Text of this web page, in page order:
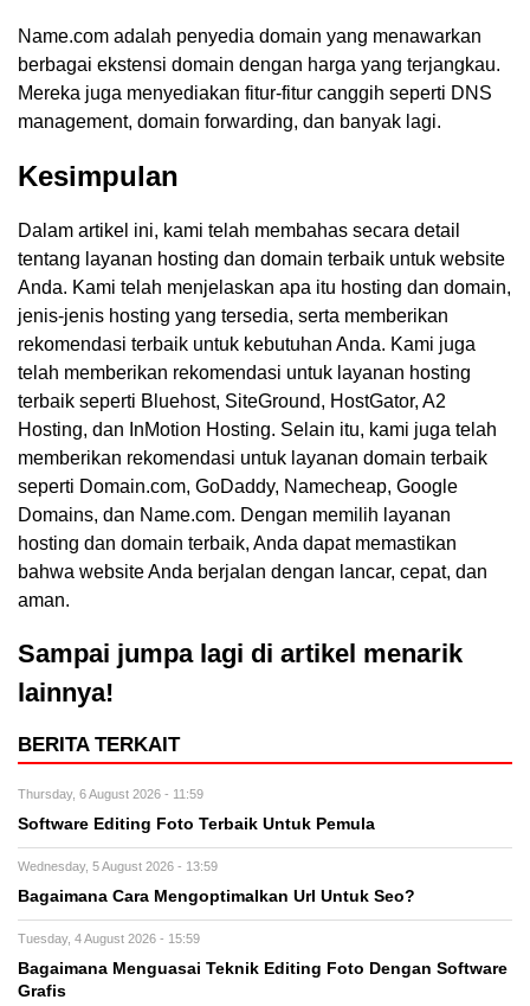
Name.com adalah penyedia domain yang menawarkan
berbagai ekstensi domain dengan harga yang terjangkau.
Mereka juga menyediakan fitur-fitur canggih seperti DNS
management, domain forwarding, dan banyak lagi.
Kesimpulan
Dalam artikel ini, kami telah membahas secara detail
tentang layanan hosting dan domain terbaik untuk website
Anda. Kami telah menjelaskan apa itu hosting dan domain,
jenis-jenis hosting yang tersedia, serta memberikan
rekomendasi terbaik untuk kebutuhan Anda. Kami juga
telah memberikan rekomendasi untuk layanan hosting
terbaik seperti Bluehost, SiteGround, HostGator, A2
Hosting, dan InMotion Hosting. Selain itu, kami juga telah
memberikan rekomendasi untuk layanan domain terbaik
seperti Domain.com, GoDaddy, Namecheap, Google
Domains, dan Name.com. Dengan memilih layanan
hosting dan domain terbaik, Anda dapat memastikan
bahwa website Anda berjalan dengan lancar, cepat, dan
aman.
Sampai jumpa lagi di artikel menarik
lainnya!
BERITA TERKAIT
Thursday, 6 August 2026 - 11:59
Software Editing Foto Terbaik Untuk Pemula
Wednesday, 5 August 2026 - 13:59
Bagaimana Cara Mengoptimalkan Url Untuk Seo?
Tuesday, 4 August 2026 - 15:59
Bagaimana Menguasai Teknik Editing Foto Dengan Software
Grafis